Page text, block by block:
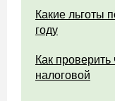
Какие льготы
году
Как
налоговой